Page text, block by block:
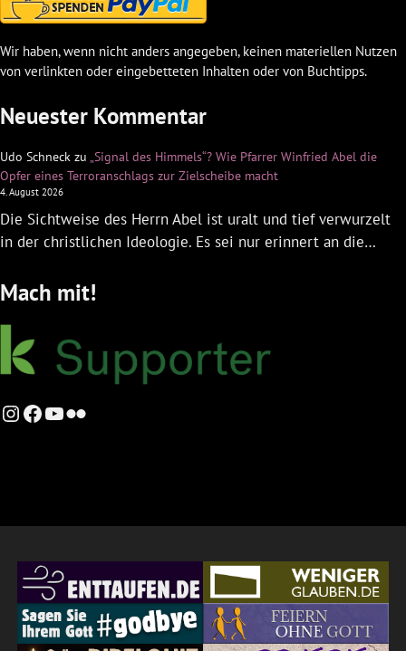
Wir haben, wenn nicht anders angegeben, keinen materiellen Nutzen
von verlinkten oder eingebetteten Inhalten oder von Buchtipps.
Neuester Kommentar
Udo Schneck zu „Signal des Himmels“? Wie Pfarrer Winfried Abel die
Opfer eines Terroranschlags zur Zielscheibe macht
4. August 2026
Die Sichtweise des Herrn Abel ist uralt und tief verwurzelt
in der christlichen Ideologie. Es sei nur erinnert an die…
Mach mit!
Instagram
Facebook
YouTube
Flickr